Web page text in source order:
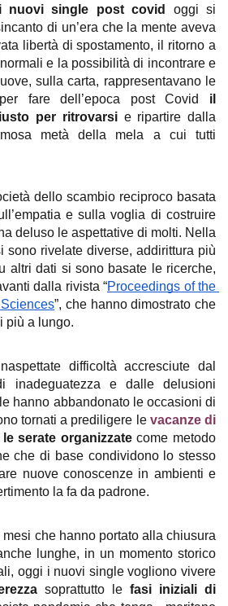
nuovi single post covid
oggi si
di un’era che la mente aveva
libertà di spostamento, il ritorno a
e la possibilità di incontrare e
sulla carta, rappresentavano le
fare dell’epoca post Covid
il
per ritrovarsi e ripartire dalla
metà della mela a cui tutti
dello scambio reciproco basata
e sulla voglia di costruire
deluso le aspettative di molti. Nella
sono rivelate diverse, addirittura più
altri dati si sono basate le ricerche,
dalla rivista “Proceedings of the
”, che hanno dimostrato che
più a lungo.
difficoltà accresciute dal
inadeguatezza e dalle delusioni
hanno abbandonato le occasioni di
tornati a prediligere le vacanze di
serate organizzate come metodo
che di base condividono lo stesso
nuove conoscenze in ambienti e
la fa da padrone.
che hanno portato alla chiusura
lunghe, in un momento storico
oggi i nuovi single vogliono vivere
soprattutto le fasi iniziali di